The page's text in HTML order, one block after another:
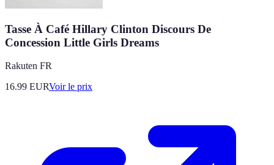
Tasse À Café Hillary Clinton Discours De
Concession Little Girls Dreams
Rakuten FR
16.99 EURVoir le prix